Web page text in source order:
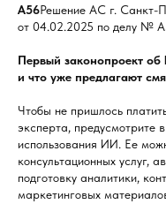
А56Решение АС г. Санкт-
от 04.02.2025 по делу №
Первый законопроект об
и что уже предлагают
Чтобы не пришлось
эксперта, предусмотрите
использования ИИ. Ее
консультационных услуг,
подготовку аналитики,
маркетинговых